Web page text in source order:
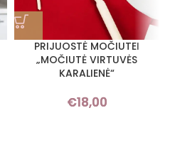
PRIJUOSTĖ MOČIUTEI
„MOČIUTĖ VIRTUVĖS
KARALIENĖ“
€18,00